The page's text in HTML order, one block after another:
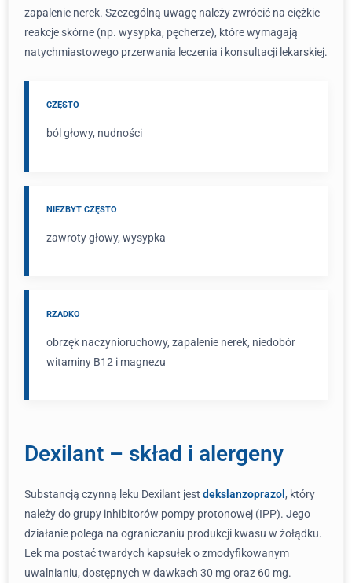
zapalenie nerek. Szczególną uwagę należy zwrócić na ciężkie
reakcje skórne (np. wysypka, pęcherze), które wymagają
natychmiastowego przerwania leczenia i konsultacji lekarskiej.
CZĘSTO
ból głowy, nudności
NIEZBYT CZĘSTO
zawroty głowy, wysypka
RZADKO
obrzęk naczynioruchowy, zapalenie nerek, niedobór
witaminy B12 i magnezu
Dexilant – skład i alergeny
Substancją czynną leku Dexilant jest dekslanzoprazol , który
należy do grupy inhibitorów pompy protonowej (IPP). Jego
działanie polega na ograniczaniu produkcji kwasu w żołądku.
Lek ma postać twardych kapsułek o zmodyfikowanym
uwalnianiu, dostępnych w dawkach 30 mg oraz 60 mg.